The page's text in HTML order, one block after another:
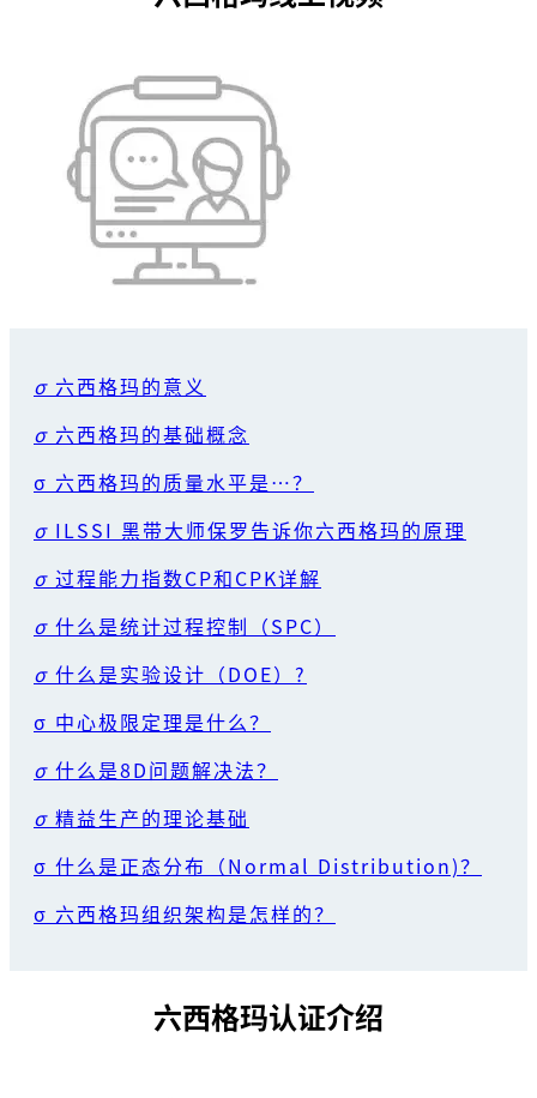
σ 六西格玛的意义
σ 六西格玛的基础概念
σ 六西格玛的质量水平是…？
σ ILSSI 黑带大师保罗告诉你六西格玛的原理
σ 过程能力指数CP和CPK详解
σ 什么是统计过程控制（SPC）
σ 什么是实验设计（DOE）?
σ 中心极限定理是什么？
σ 什么是8D问题解决法？
σ 精益生产的理论基础
σ 什么是正态分布（Normal Distribution)？
σ 六西格玛组织架构是怎样的？
六西格玛认证介绍